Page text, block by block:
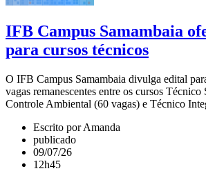
IFB Campus Samambaia
para cursos técnicos
O IFB Campus Samambaia divulga edital
vagas remanescentes entre os cursos Técnico
Controle Ambiental (60 vagas) e Técnico
Escrito por Amanda
publicado
09/07/26
12h45